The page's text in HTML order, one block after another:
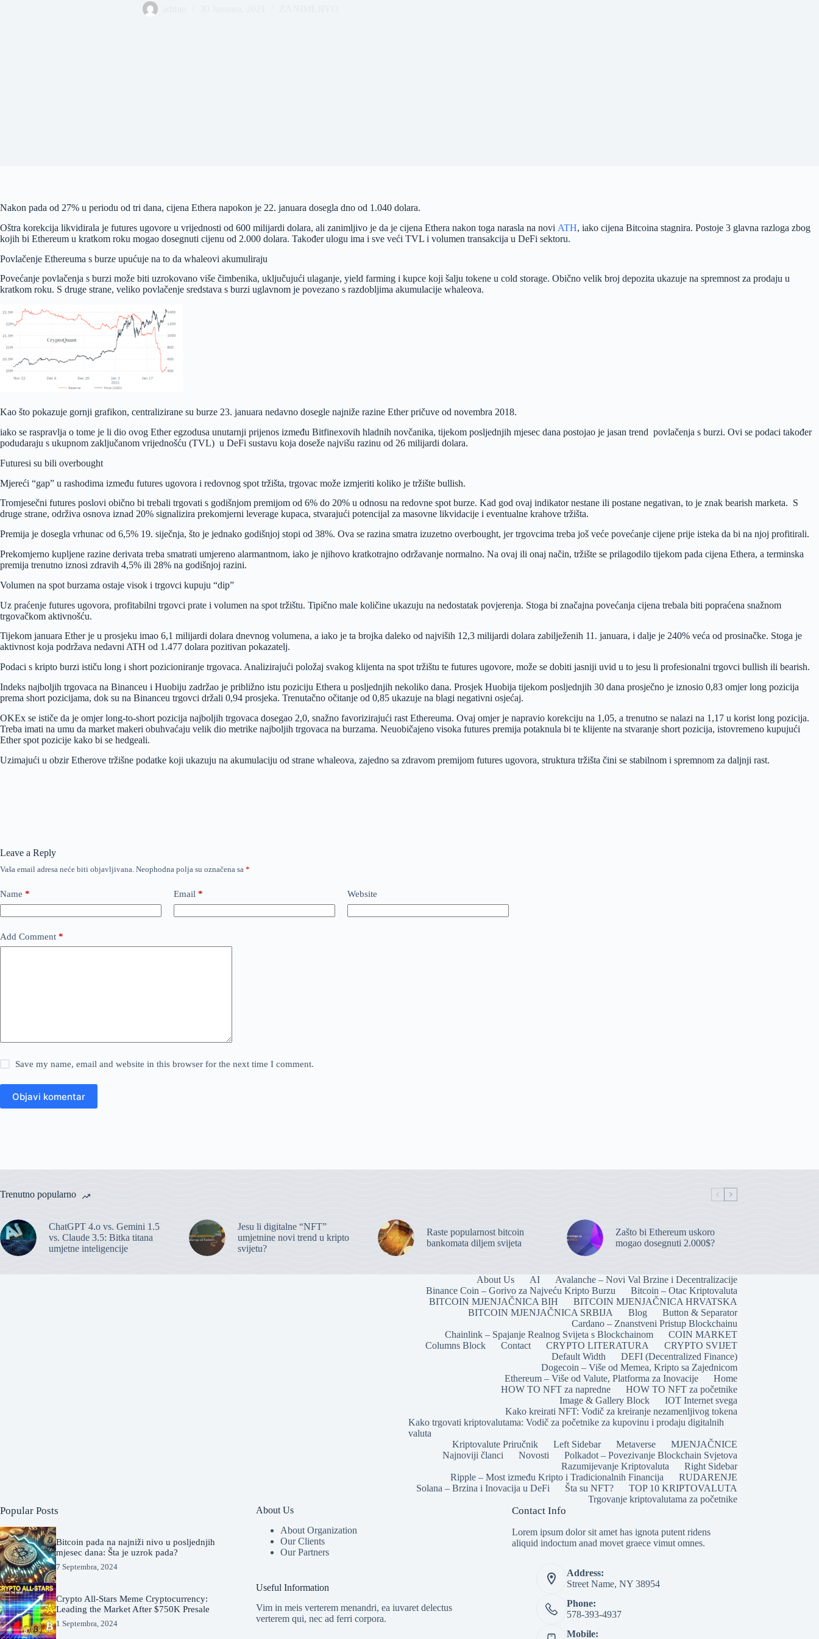
Nakon pada od 27% u periodu od tri dana, cijena Ethera napokon je 22. januara dosegla dno od 1.040 dolara.
Oštra korekcija likvidirala je futures ugovore u vrijednosti od 600 milijardi dolara, ali zanimljivo je da je cijena Ethera nakon toga narasla na novi ATH, iako cijena Bitcoina stagnira. Postoje 3 glavna razloga zbog
kojih bi Ethereum u kratkom roku mogao dosegnuti cijenu od 2.000 dolara. Također ulogu ima i sve veći TVL i volumen transakcija u DeFi sektoru.
Povlačenje Ethereuma s burze upućuje na to da whaleovi akumuliraju
Povećanje povlačenja s burzi može biti uzrokovano više čimbenika, uključujući ulaganje, yield farming i kupce koji šalju tokene u cold storage. Obično velik broj depozita ukazuje na spremnost za prodaju u
kratkom roku. S druge strane, veliko povlačenje sredstava s burzi uglavnom je povezano s razdobljima akumulacije whaleova.
Kao što pokazuje gornji grafikon, centralizirane su burze 23. januara nedavno dosegle najniže razine Ether pričuve od novembra 2018.
iako se raspravlja o tome je li dio ovog Ether egzodusa unutarnji prijenos između Bitfinexovih hladnih novčanika, tijekom posljednjih mjesec dana postojao je jasan trend povlačenja s burzi. Ovi se podaci također
podudaraju s ukupnom zaključanom vrijednošću (TVL) u DeFi sustavu koja doseže najvišu razinu od 26 milijardi dolara.
Futuresi su bili overbought
Mjereći “gap” u rashodima između futures ugovora i redovnog spot tržišta, trgovac može izmjeriti koliko je tržište bullish.
Tromjesečni futures poslovi obično bi trebali trgovati s godišnjom premijom od 6% do 20% u odnosu na redovne spot burze. Kad god ovaj indikator nestane ili postane negativan, to je znak bearish marketa. S
druge strane, održiva osnova iznad 20% signalizira prekomjerni leverage kupaca, stvarajući potencijal za masovne likvidacije i eventualne krahove tržišta.
Premija je dosegla vrhunac od 6,5% 19. siječnja, što je jednako godišnjoj stopi od 38%. Ova se razina smatra izuzetno overbought, jer trgovcima treba još veće povećanje cijene prije isteka da bi na njoj profitirali.
Prekomjerno kupljene razine derivata treba smatrati umjereno alarmantnom, iako je njihovo kratkotrajno održavanje normalno. Na ovaj ili onaj način, tržište se prilagodilo tijekom pada cijena Ethera, a terminska
premija trenutno iznosi zdravih 4,5% ili 28% na godišnjoj razini.
Volumen na spot burzama ostaje visok i trgovci kupuju “dip”
Uz praćenje futures ugovora, profitabilni trgovci prate i volumen na spot tržištu. Tipično male količine ukazuju na nedostatak povjerenja. Stoga bi značajna povećanja cijena trebala biti popraćena snažnom
trgovačkom aktivnošću.
Tijekom januara Ether je u prosjeku imao 6,1 milijardi dolara dnevnog volumena, a iako je ta brojka daleko od najviših 12,3 milijardi dolara zabilježenih 11. januara, i dalje je 240% veća od prosinačke. Stoga je
aktivnost koja podržava nedavni ATH od 1.477 dolara pozitivan pokazatelj.
Podaci s kripto burzi ističu long i short pozicioniranje trgovaca. Analizirajući položaj svakog klijenta na spot tržištu te futures ugovore, može se dobiti jasniji uvid u to jesu li profesionalni trgovci bullish ili bearish.
Indeks najboljih trgovaca na Binanceu i Huobiju zadržao je približno istu poziciju Ethera u posljednjih nekoliko dana. Prosjek Huobija tijekom posljednjih 30 dana prosječno je iznosio 0,83 omjer long pozicija
prema short pozicijama, dok su na Binanceu trgovci držali 0,94 prosjeka. Trenutačno očitanje od 0,85 ukazuje na blagi negativni osjećaj.
OKEx se ističe da je omjer long-to-short pozicija najboljih trgovaca dosegao 2,0, snažno favorizirajući rast Ethereuma. Ovaj omjer je napravio korekciju na 1,05, a trenutno se nalazi na 1,17 u korist long pozicija.
Treba imati na umu da market makeri obuhvaćaju velik dio metrike najboljih trgovaca na burzama. Neuobičajeno visoka futures premija potaknula bi te klijente na stvaranje short pozicija, istovremeno kupujući
Ether spot pozicije kako bi se hedgeali.
Uzimajući u obzir Etherove tržišne podatke koji ukazuju na akumulaciju od strane whaleova, zajedno sa zdravom premijom futures ugovora, struktura tržišta čini se stabilnom i spremnom za daljnji rast.
Leave a Reply
Vaša email adresa neće biti objavljivana. Neophodna polja su označena sa *
Name * Email * Website
Add Comment *
Save my name, email and website in this browser for the next time I comment.
Objavi komentar
Trenutno popularno
ChatGPT 4.o vs. Gemini 1.5
vs. Claude 3.5: Bitka titana
umjetne inteligencije
Jesu li digitalne “NFT”
umjetnine novi trend u kripto
svijetu?
Raste popularnost bitcoin
bankomata diljem svijeta
Zašto bi Ethereum uskoro
mogao dosegnuti 2.000$?
About Us AI
Avalanche – Novi Val Brzine i Decentralizacije
Binance Coin – Gorivo za Najveću Kripto Burzu
Bitcoin – Otac Kriptovaluta
BITCOIN MJENJAČNICA BIH
BITCOIN MJENJAČNICA HRVATSKA
BITCOIN MJENJAČNICA SRBIJA
Blog
Button & Separator
Cardano – Znanstveni Pristup Blockchainu
Chainlink – Spajanje Realnog Svijeta s Blockchainom
COIN MARKET
Columns Block
Contact CRYPTO LITERATURA
CRYPTO SVIJET
Default Width
DEFI (Decentralized Finance)
Dogecoin – Više od Memea, Kripto sa Zajednicom
Ethereum – Više od Valute, Platforma za Inovacije
Home
HOW TO NFT za napredne
HOW TO NFT za početnike
Image & Gallery Block
IOT Internet svega
Kako kreirati NFT: Vodič za kreiranje nezamenljivog tokena
Kako trgovati kriptovalutama: Vodič za početnike za kupovinu i prodaju digitalnih
valuta
Kriptovalute Priručnik
Left Sidebar Metaverse
MJENJAČNICE
Najnoviji članci
Novosti
Polkadot – Povezivanje Blockchain Svjetova
Razumijevanje Kriptovaluta
Right Sidebar
Ripple – Most između Kripto i Tradicionalnih Financija
RUDARENJE
Solana – Brzina i Inovacija u DeFi
Šta su NFT?
TOP 10 KRIPTOVALUTA
Trgovanje kriptovalutama za početnike
Popular Posts
Bitcoin pada na najniži nivo u posljednjih
mjesec dana: Šta je uzrok pada?
7 Septembra, 2024
Crypto All-Stars Meme Cryptocurrency:
Leading the Market After $750K Presale
1 Septembra, 2024
About Us
About Organization
Our Clients
Our Partners
Useful Information
Vim in meis verterem menandri, ea iuvaret delectus
verterem qui, nec ad ferri corpora.
Contact Info
Lorem ipsum dolor sit amet has ignota putent ridens
aliquid indoctum anad movet graece vimut omnes.
Address:
Street Name, NY 38954
Phone:
578-393-4937
Mobile: